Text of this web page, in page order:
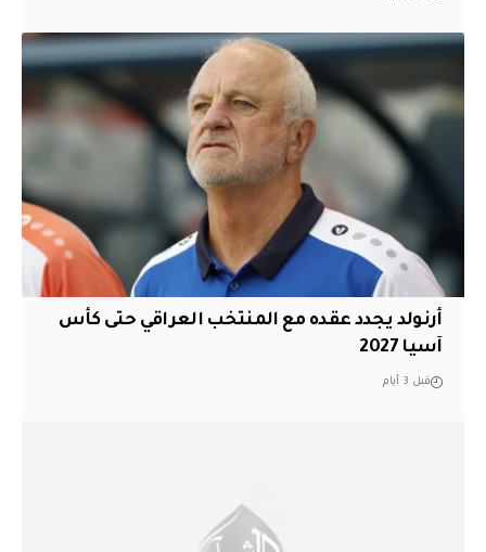
أرنولد يجدد عقده مع المنتخب العراقي حتى كأس
آسيا 2027
قبل 3 أيام